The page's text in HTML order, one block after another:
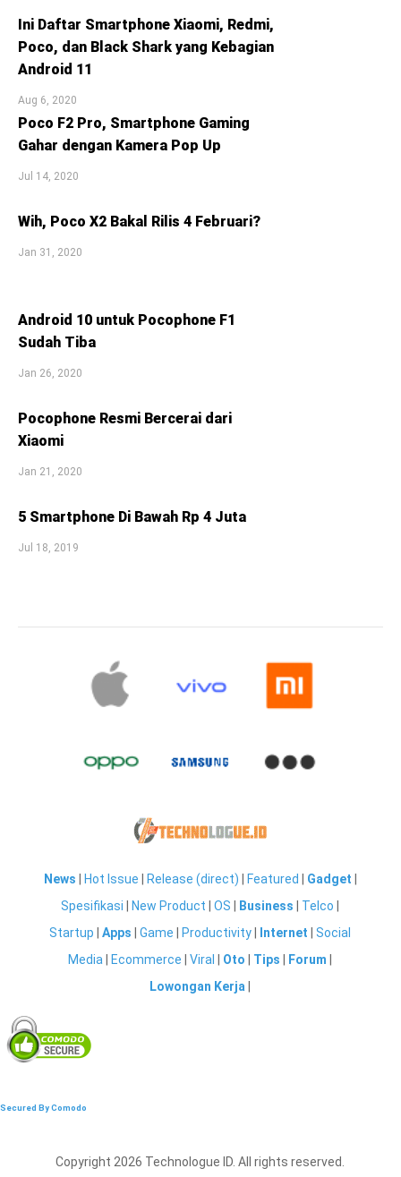
Ini Daftar Smartphone Xiaomi, Redmi,
Poco, dan Black Shark yang Kebagian
Android 11
Aug 6, 2020
Poco F2 Pro, Smartphone Gaming
Gahar dengan Kamera Pop Up
Jul 14, 2020
Wih, Poco X2 Bakal Rilis 4 Februari?
Jan 31, 2020
Android 10 untuk Pocophone F1
Sudah Tiba
Jan 26, 2020
Pocophone Resmi Bercerai dari
Xiaomi
Jan 21, 2020
5 Smartphone Di Bawah Rp 4 Juta
Jul 18, 2019
News Hot Issue Release (direct) Featured Gadget
Spesifikasi
New Product |OS Business Telco
Startup |Apps |Game Productivity Internet |Social
Media
Ecommerce |Viral Oto Tips Forum
Lowongan Kerja
Secured By Comodo
Copyright 2026 Technologue ID. All rights reserved.